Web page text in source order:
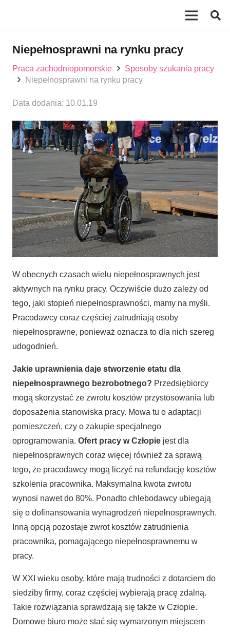
Niepełnosprawni na rynku pracy
Praca zachodniopomorskie
Sposoby szukania pracy
Niepełnosprawni na rynku pracy
Data dodania: 10.01.19
W obecnych czasach wielu niepełnosprawnych jest
aktywnych na rynku pracy. Oczywiście dużo zależy od
tego, jaki stopień niepełnosprawności, mamy na myśli.
Pracodawcy coraz częściej zatrudniają osoby
niepełnosprawne, ponieważ oznacza to dla nich szereg
udogodnień.
Jakie uprawnienia daje stworzenie etatu dla
niepełnosprawnego bezrobotnego? Przedsiębiorcy
mogą skorzystać ze zwrotu kosztów przystosowania lub
doposażenia stanowiska pracy. Mowa tu o adaptacji
pomieszczeń, czy o zakupie specjalnego
oprogramowania. Ofert pracy w Człopie jest dla
niepełnosprawnych coraz więcej również za sprawą
tego, że pracodawcy mogą liczyć na refundację kosztów
szkolenia pracownika. Maksymalna kwota zwrotu
wynosi nawet do 80%. Ponadto chlebodawcy ubiegają
się o dofinansowania wynagrodzeń niepełnosprawnych.
Inną opcją pozostaje zwrot kosztów zatrudnienia
pracownika, pomagającego niepełnosprawnemu w
pracy.
W XXI wieku osoby, które mają trudności z dotarciem do
siedziby firmy, coraz częściej wybierają pracę zdalną.
Takie rozwiązania sprawdzają się także w Człopie.
Domowe biuro może stać się wymarzonym miejscem